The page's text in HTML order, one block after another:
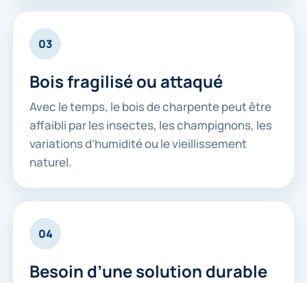
03
Bois fragilisé ou attaqué
Avec le temps, le bois de charpente peut être
affaibli par les insectes, les champignons, les
variations d’humidité ou le vieillissement
naturel.
04
Besoin d’une solution durable